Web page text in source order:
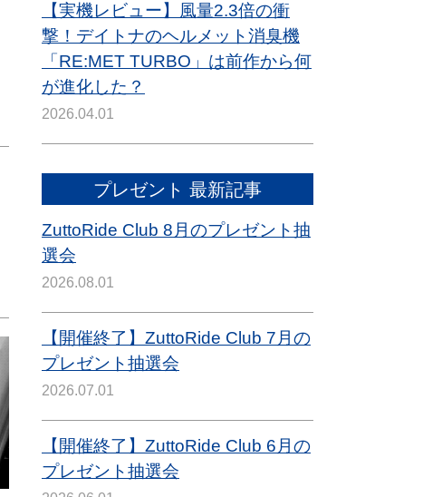
【実機レビュー】風量2.3倍の衝
撃！デイトナのヘルメット消臭機
「RE:MET TURBO」は前作から何
が進化した？
2026.04.01
プレゼント 最新記事
ZuttoRide Club 8月のプレゼント抽
選会
2026.08.01
【開催終了】ZuttoRide Club 7月の
プレゼント抽選会
2026.07.01
【開催終了】ZuttoRide Club 6月の
プレゼント抽選会